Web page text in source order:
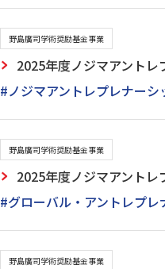
野島廣司学術奨励基金事業
2025年度ノジマアント
#ノジマアントレプレナーシ
野島廣司学術奨励基金事業
2025年度ノジマアント
#グローバル・アントレプレ
野島廣司学術奨励基金事業